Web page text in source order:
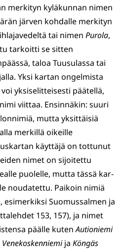
merkityn ky­läkunnan nimen
järven kohdalle mer­kityn
tai nimen Purola,
tarkoitti se sitten
taloa Tuusulassa tai
Yksi kartan ongelmista
yksiselit­teisesti päätellä,
viittaa. Ensinnäkin: suuri
mutta yksittäisiä
merkillä oikeille
käyttäjä on tottunut
nimet on sijoitet­tu
puolel­le, mut­ta täs­sä kar­
noudatettu. Paikoin nimiä
Suomussalmen ja
153, 157), ja nimet
päälle kutenAutioniemi
Venekoskenniemija Köngäs